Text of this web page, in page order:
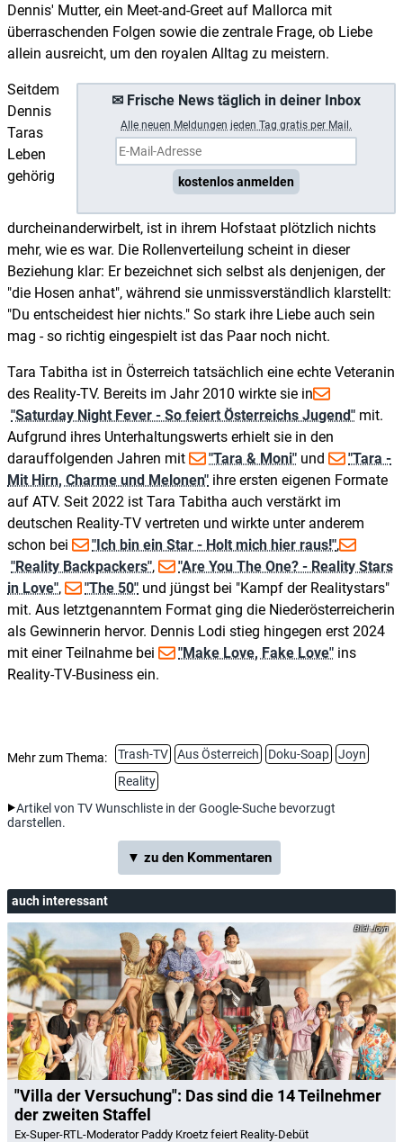
Dennis' Mutter, ein Meet-and-Greet auf Mallorca mit
überraschenden Folgen sowie die zentrale Frage, ob Liebe
allein ausreicht, um den royalen Alltag zu meistern.
✉ Frische News täglich in deiner Inbox
Alle neuen Meldungen jeden Tag gratis per Mail.
kostenlos anmelden
Seitdem
Dennis
Taras
Leben
gehörig
durcheinanderwirbelt, ist in ihrem Hofstaat plötzlich nichts
mehr, wie es war. Die Rollenverteilung scheint in dieser
Beziehung klar: Er bezeichnet sich selbst als denjenigen, der
"die Hosen anhat", während sie unmissverständlich klarstellt:
"Du entscheidest hier nichts." So stark ihre Liebe auch sein
mag - so richtig eingespielt ist das Paar noch nicht.
Tara Tabitha ist in Österreich tatsächlich eine echte Veteranin
des Reality-TV. Bereits im Jahr 2010 wirkte sie in
"Saturday Night Fever - So feiert Österreichs Jugend" mit.
Aufgrund ihres Unterhaltungswerts erhielt sie in den
darauffolgenden Jahren mit
"Tara & Moni" und
"Tara -
Mit Hirn, Charme und Melonen" ihre ersten eigenen Formate
auf ATV. Seit 2022 ist Tara Tabitha auch verstärkt im
deutschen Reality-TV vertreten und wirkte unter anderem
schon bei
"Ich bin ein Star - Holt mich hier raus!",
"Reality Backpackers",
"Are You The One? - Reality Stars
in Love", "The 50" und jüngst bei "Kampf der Realitystars"
mit. Aus letztgenanntem Format ging die Niederösterreicherin
als Gewinnerin hervor. Dennis Lodi stieg hingegen erst 2024
mit einer Teilnahme bei
"Make Love, Fake Love" ins
Reality-TV-Business ein.
Mehr zum Thema: Trash-TV Aus Österreich Doku-Soap
Joyn
Reality
Artikel von TV Wunschliste in der Google-Suche bevorzugt
darstellen.
▼ zu den Kommentaren
auch interessant
Joyn
"Villa der Versuchung": Das sind die 14 Teilnehmer
der zweiten Staffel
Ex-Super-RTL-Moderator Paddy Kroetz feiert Reality-Debüt